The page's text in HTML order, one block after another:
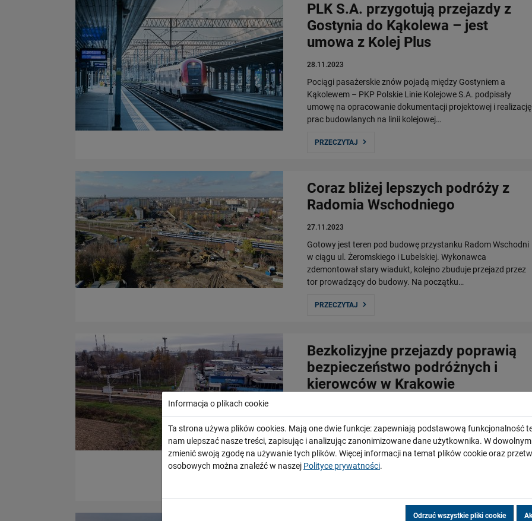
PLK S.A. przygotują przejazdy z
Gostynia do Kąkolewa – jest
umowa z Kolej Plus
28.11.2023
Pociągi pasażerskie znów pojadą między Gostyniem a
Kąkolewem – PKP Polskie Linie Kolejowe S.A. podpisały
umowę na opracowanie dokumentacji projektowej i realizację
prac budowlanych na linii kolejowej…
PRZECZYTAJ
Coraz bliżej lepszych podróży z
Radomia Wschodniego
27.11.2023
Gotowy jest teren pod budowę przystanku Radom Wschodni
w ciągu ul. Żeromskiego i Lubelskiej. Wykonawca
zdemontował stary wiadukt, kolejno zbuduje przejazd przez
tor prowadzący do budowy. Na początku…
PRZECZYTAJ
Bezkolizyjne przejazdy poprawią
bezpieczeństwo podróżnych i
kierowców w Krakowie
PKP Polskie Linie Kolejowe S.A. podpisały z Gminą Miejską
Kraków listy intencyjne w sprawie współpracy przy budowie
bezkolizyjnych skrzyżowań dróg z torami na ul. Kąpielowej i
Blokowej. Partnerzy…
Informacja o plikach cookie
Ta strona używa plików cookies. Mają one dwie funkcje: zapewniają podstawową funkcjonalność
nam ulepszać nasze treści, zapisując i analizując zanonimizowane dane użytkownika. W
zmienić swoją zgodę na używanie tych plików. Więcej informacji na temat plików cookie oraz
osobowych można znaleźć w naszej Polityce prywatności.
Odrzuć wszystkie pliki cookie